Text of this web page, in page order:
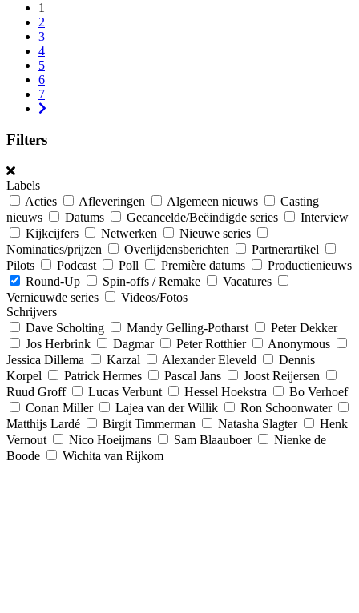
1
2
3
4
5
6
7
Filters
Labels
Acties
Afleveringen Algemeen nieuws
Casting
nieuws
Datums Gecancelde/Beëindigde series
Interview
Kijkcijfers
Netwerken
Nieuwe series
Nominaties/prijzen
Overlijdensberichten
Partnerartikel
Pilots
Podcast Poll Première datums
Productienieuws
Round-Up
Spin-offs / Remake
Vacatures
Vernieuwde series
Videos/Fotos
Schrijvers
Dave Scholting
Mandy Gelling-Potharst
Peter Dekker
Jos Herbrink
Dagmar Peter Rotthier
Anonymous
Jessica Dillema
Karzal Alexander Eleveld
Dennis
Korpel
Patrick Hermes Pascal Jans
Joost Reijersen
Ruud Groff
Lucas Verbunt Hessel Hoekstra
Bo Verhoef
Conan Miller
Lajea van der Willik
Ron Schoonwater
Matthijs Lardé
Birgit Timmerman Natasha Slagter
Henk
Vernout
Nico Hoeijmans Sam Blaauboer
Nienke de
Boode
Wichita van Rijkom